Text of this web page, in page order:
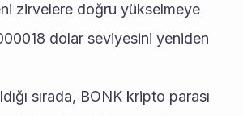
zirvelere doğru yükselmeye
dolar seviyesini yeniden
sırada, BONK kripto parası